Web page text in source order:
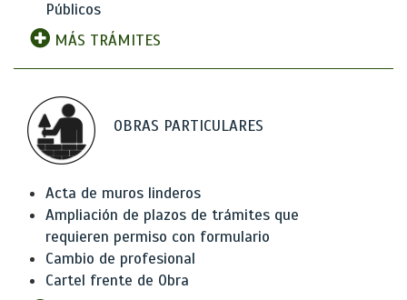
Públicos
MÁS TRÁMITES
OBRAS PARTICULARES
Acta de muros linderos
Ampliación de plazos de trámites que
requieren permiso con formulario
Cambio de profesional
Cartel frente de Obra